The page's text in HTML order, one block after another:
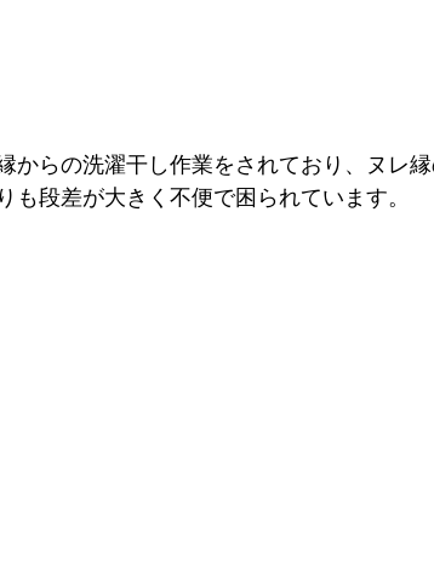
からの洗濯干し作業をされており、ヌレ
も段差が大きく不便で困られています。